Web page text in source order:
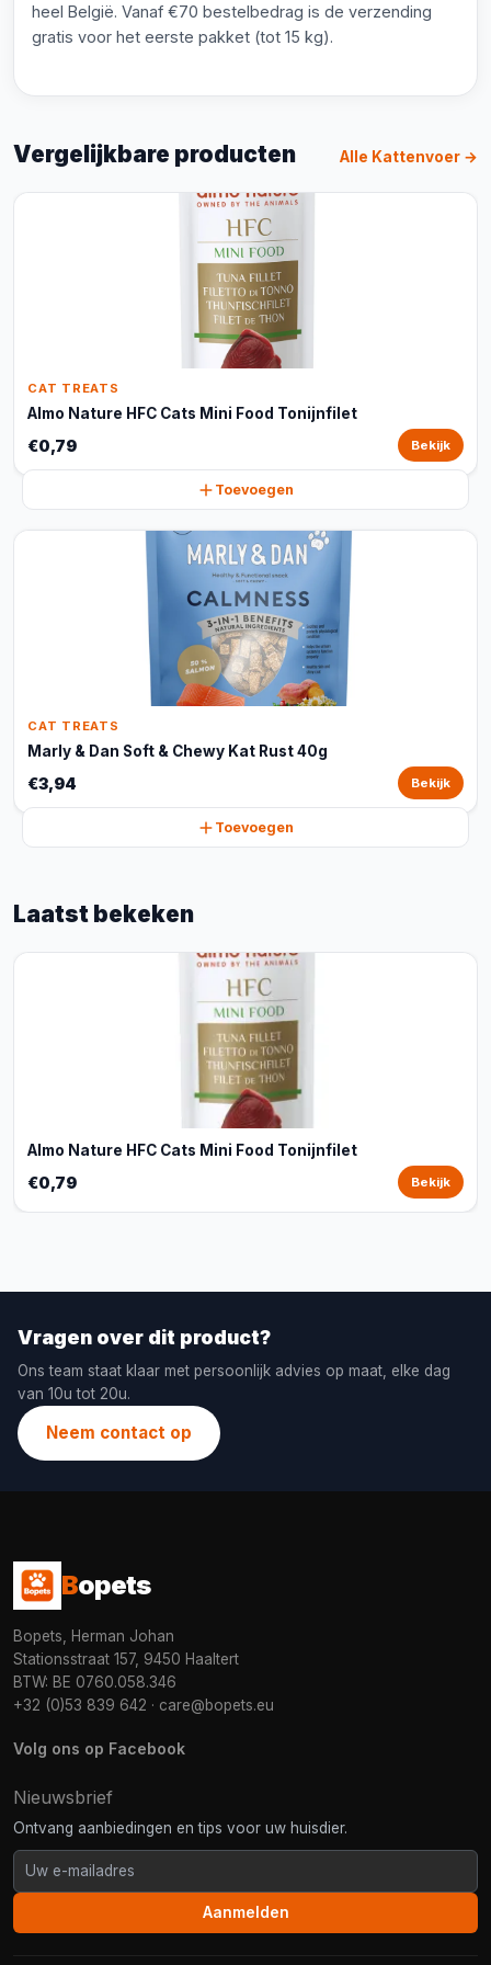
heel België. Vanaf €70 bestelbedrag is de verzending
gratis voor het eerste pakket (tot 15 kg).
Vergelijkbare producten Alle Kattenvoer →
CAT TREATS
Almo Nature HFC Cats Mini Food Tonijnfilet
€0,79 Bekijk
Toevoegen
CAT TREATS
Marly & Dan Soft & Chewy Kat Rust 40g
€3,94 Bekijk
Toevoegen
Laatst bekeken
Almo Nature HFC Cats Mini Food Tonijnfilet
€0,79 Bekijk
Vragen over dit product?
Ons team staat klaar met persoonlijk advies op maat, elke dag
van 10u tot 20u.
Neem contact op
Bopets
Bopets, Herman Johan
Stationsstraat 157, 9450 Haaltert
BTW: BE 0760.058.346
+32 (0)53 839 642 · care@bopets.eu
Volg ons op Facebook
Nieuwsbrief
Ontvang aanbiedingen en tips voor uw huisdier.
Aanmelden